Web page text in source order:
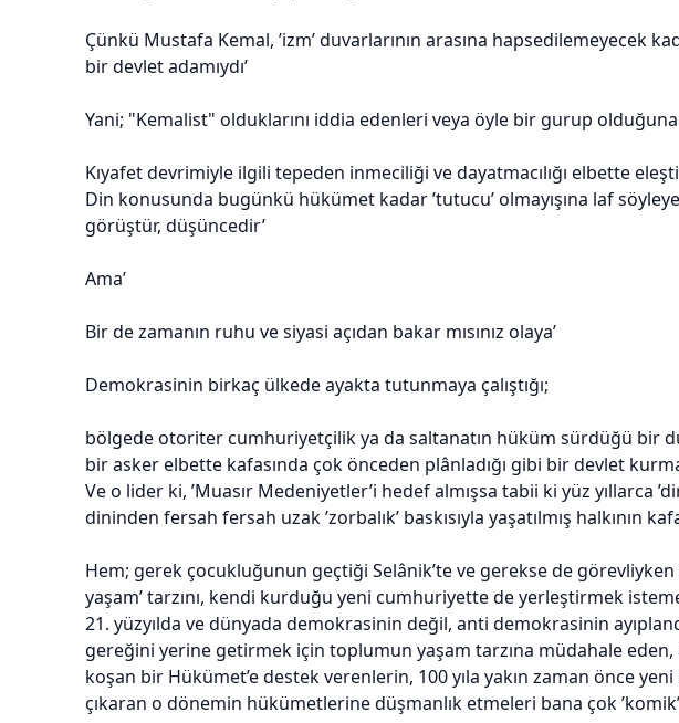
Çünkü Mustafa Kemal, ’izm’ duvarlarının arasına hapsedilemeyecek
bir devlet adamıydı’
Yani; "Kemalist" olduklarını iddia edenleri veya öyle bir gurup
Kıyafet devrimiyle ilgili tepeden inmeciliği ve dayatmacılığı elbette
Din konusunda bugünkü hükümet kadar ’tutucu’ olmayışına laf
görüştür, düşüncedir’
Ama’
Bir de zamanın ruhu ve siyasi açıdan bakar mısınız olaya’
Demokrasinin birkaç ülkede ayakta tutunmaya çalıştığı;
bölgede otoriter cumhuriyetçilik ya da saltanatın hüküm sürdüğü bir
bir asker elbette kafasında çok önceden plânladığı gibi bir devlet
Ve o lider ki, ’Muasır Medeniyetler’i hedef almışsa tabii ki yüz yıllarca
dininden fersah fersah uzak ’zorbalık’ baskısıyla yaşatılmış halkının
Hem; gerek çocukluğunun geçtiği Selânik’te ve gerekse de görevliyken
yaşam’ tarzını, kendi kurduğu yeni cumhuriyette de yerleştirmek
21. yüzyılda ve dünyada demokrasinin değil, anti demokrasinin
gereğini yerine getirmek için toplumun yaşam tarzına müdahale
koşan bir Hükümet’e destek verenlerin, 100 yıla yakın zaman önce
çıkaran o dönemin hükümetlerine düşmanlık etmeleri bana çok